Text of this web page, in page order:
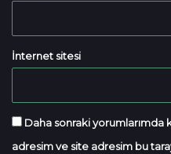
İnternet sitesi
Daha sonraki yorumlarımda
adresim ve site adresim bu